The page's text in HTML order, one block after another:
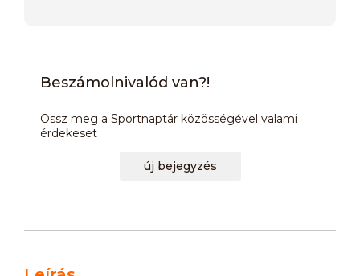
Beszámolnivalód van?!
Ossz meg a Sportnaptár közösségével valami
érdekeset
új bejegyzés